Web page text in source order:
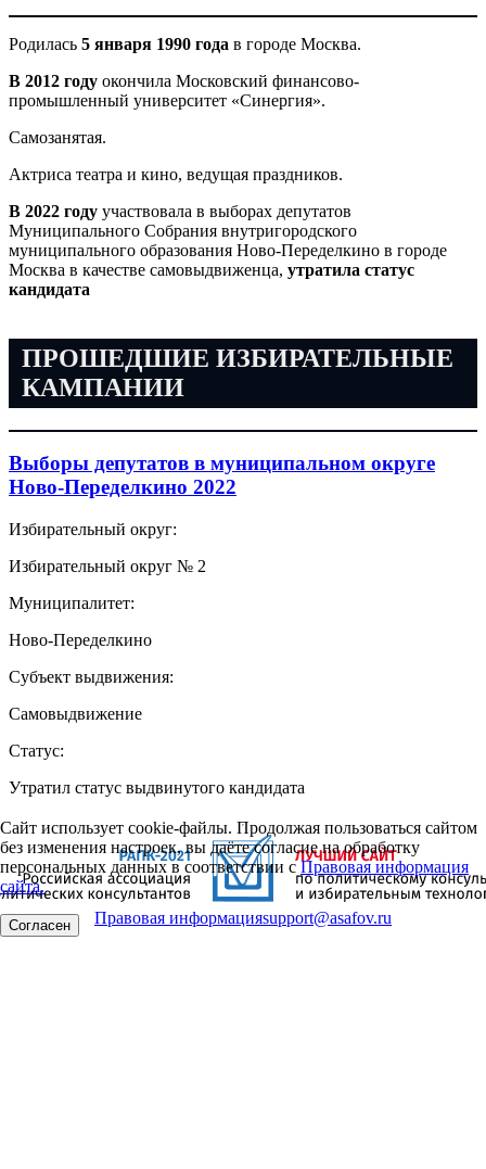
Родилась 5 января 1990 года в городе Москва.
В 2012 году окончила Московский финансово-
промышленный университет «Синергия».
Самозанятая.
Актриса театра и кино, ведущая праздников.
В 2022 году участвовала в выборах депутатов
Муниципального Собрания внутригородского
муниципального образования Ново-Переделкино в городе
Москва в качестве самовыдвиженца, утратила статус
кандидата
ПРОШЕДШИЕ ИЗБИРАТЕЛЬНЫЕ
КАМПАНИИ
Выборы депутатов в муниципальном округе
Ново-Переделкино 2022
Избирательный округ:
Избирательный округ № 2
Муниципалитет:
Ново-Переделкино
Субъект выдвижения:
Самовыдвижение
Статус:
Утратил статус выдвинутого кандидата
Сайт использует cookie-файлы. Продолжая пользоваться сайтом
без изменения настроек, вы даёте согласие на обработку
персональных данных в соответствии сПравовая информация
сайта.
Согласен Правовая информацияsupport@asafov.ru